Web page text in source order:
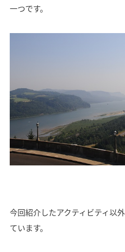
一つです。
今回紹介したアクティビティ以
ています。